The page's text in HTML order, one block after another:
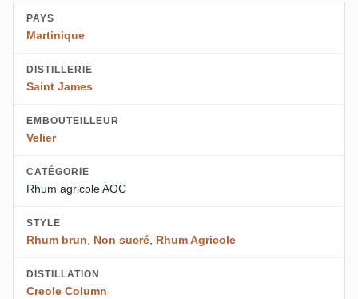
PAYS
Martinique
DISTILLERIE
Saint James
EMBOUTEILLEUR
Velier
CATÉGORIE
Rhum agricole AOC
STYLE
Rhum brun, Non sucré, Rhum Agricole
DISTILLATION
Creole Column